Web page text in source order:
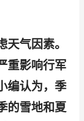
气因素。
重影响行军
编认为，季
的雪地和夏